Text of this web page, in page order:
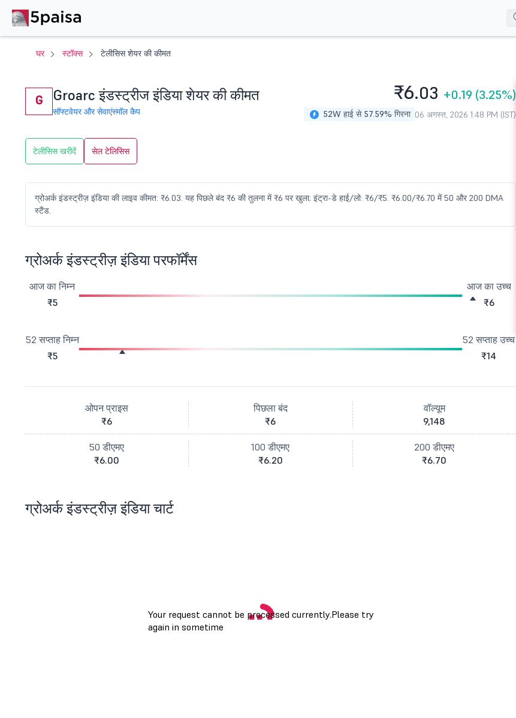
घर स्टॉक्स टेलीसिस शेयर की कीमत
G Groarc इंडस्ट्रीज इंडिया शेयर की कीमत
सॉफ्टवेयर और सेवाएंस्मॉल कैप
₹6.03 +0.19 (3.25%)
52W हाई से 57.59% गिरना 06 अगस्त, 2026 1:48 PM (IST)
टेलीसिस खरीदें सेल टेलिसिस
ग्रोअर्क इंडस्ट्रीज़ इंडिया की लाइव कीमत: ₹6.03. यह पिछले बंद ₹6 की तुलना में ₹6 पर खुला; इंट्रा-डे हाई/लो: ₹6/₹5. ₹6.00/₹6.70 में 50 और 200 DMA
स्टैंड.
ग्रोअर्क इंडस्ट्रीज़ इंडिया परफॉर्मेंस
आज का निम्न
₹5
आज का उच्च
₹6
52 सप्ताह निम्न
₹5
52 सप्ताह उच्च
₹14
ओपन प्राइस
₹6
पिछला बंद
₹6
वॉल्यूम
9,148
50 डीएमए
₹6.00
100 डीएमए
₹6.20
200 डीएमए
₹6.70
ग्रोअर्क इंडस्ट्रीज़ इंडिया चार्ट